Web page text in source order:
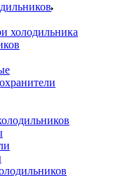
холодильника